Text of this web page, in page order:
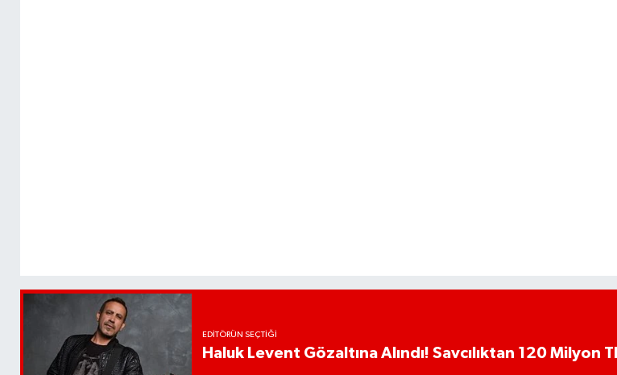
EDITÖRÜN SEÇTIĞI
Haluk Levent Gözaltına Alındı! Savcılıktan 120 Milyon